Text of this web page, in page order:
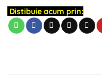
Distibuie acum prin: